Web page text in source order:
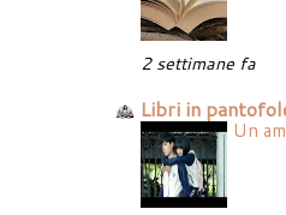
2 settimane fa
Libri in
Un